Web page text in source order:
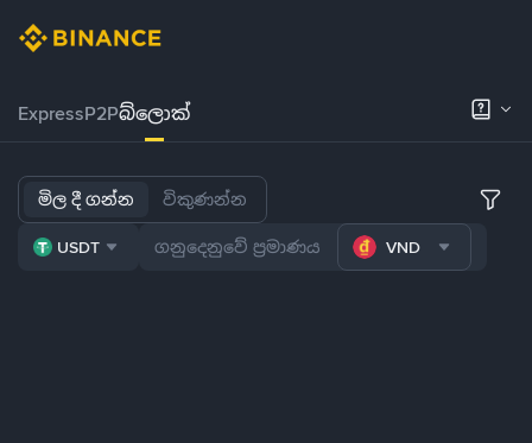
ExpressP2Pබ්ලොක්
මිල දී ගන්න විකුණන්න
USDT VND